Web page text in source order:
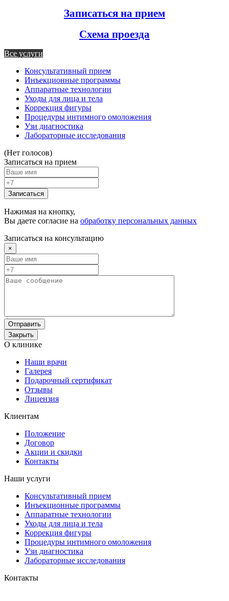
Записаться на прием
Схема проезда
Все услуги
Консультативный прием
Инъекционные программы
Аппаратные технологии
Уходы для лица и тела
Коррекция фигуры
Процедуры интимного омоложения
Узи диагностика
Лабораторные исследования
(Нет голосов)
Записаться на прием
Записаться
Нажимая на кнопку,
Вы даете согласие на обработку персональных данных
Записаться на консультацию
×
Отправить
Закрыть
О клинике
Наши врачи
Галерея
Подарочный сертификат
Отзывы
Лицензия
Клиентам
Положение
Договор
Акции и скидки
Контакты
Наши услуги
Консультативный прием
Инъекционные программы
Аппаратные технологии
Уходы для лица и тела
Коррекция фигуры
Процедуры интимного омоложения
Узи диагностика
Лабораторные исследования
Контакты